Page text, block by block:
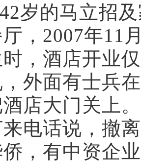
岁的马立招
，2007年11
，酒店开业
外面有士兵
店大门关上
电话说，撤
，有中资企